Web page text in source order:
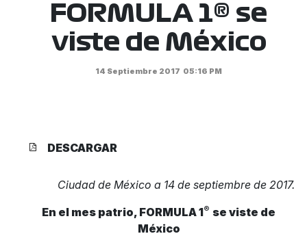
FORMULA 1® se
viste de México
14 Septiembre 2017 05:16 PM
DESCARGAR
Ciudad de México a 14 de septiembre de 2017.
En el mes patrio, FORMULA 1® se viste de
México